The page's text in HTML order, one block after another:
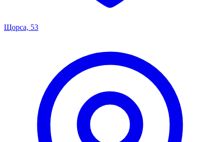
Щорса, 53